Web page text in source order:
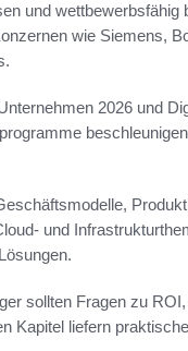
und wettbewerbsfähig
wie Siemens,
2026 und
und
sollten Fragen zu
Kapitel liefern